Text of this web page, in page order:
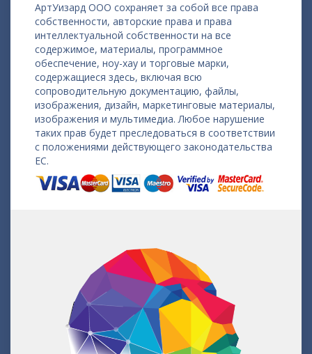
АртУизард ООО сохраняет за собой все права
собственности, авторские права и права
интеллектуальной собственности на все
содержимое, материалы, программное
обеспечение, ноу-хау и торговые марки,
содержащиеся здесь, включая всю
сопроводительную документацию, файлы,
изображения, дизайн, маркетинговые материалы,
изображения и мультимедиа. Любое нарушение
таких прав будет преследоваться в соответствии
с положениями действующего законодательства
ЕС.